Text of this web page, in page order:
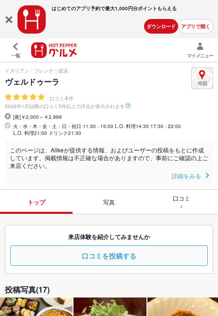
はじめてのアプリ予約で最大1,000円分ポイントもらえる
ダウンロード アプリで開く
一覧 マイメニュー
イタリアン・フレンチ｜姪浜
ヴェルドゥーラ
- 口コミ 4件
2026年1月以降の口コミ5件以上で評点が表示されます
[夜]￥2,000～￥2,999
火・水・木・金・土・日・祝日 11:30 - 15:00 L.O. 料理14:30 17:30 - 22:00
L.O. 料理21:00 ドリンク21:30
このページは、Alikeが提供する情報、およびユーザーの投稿をもとに作成
しています。掲載情報は不正確な場合がありますので、事前にご確認の上ご
来店ください。
詳細をみる
トップ 写真 口コミ
4
来店体験を紹介してみませんか
口コミを投稿する
投稿写真(17)